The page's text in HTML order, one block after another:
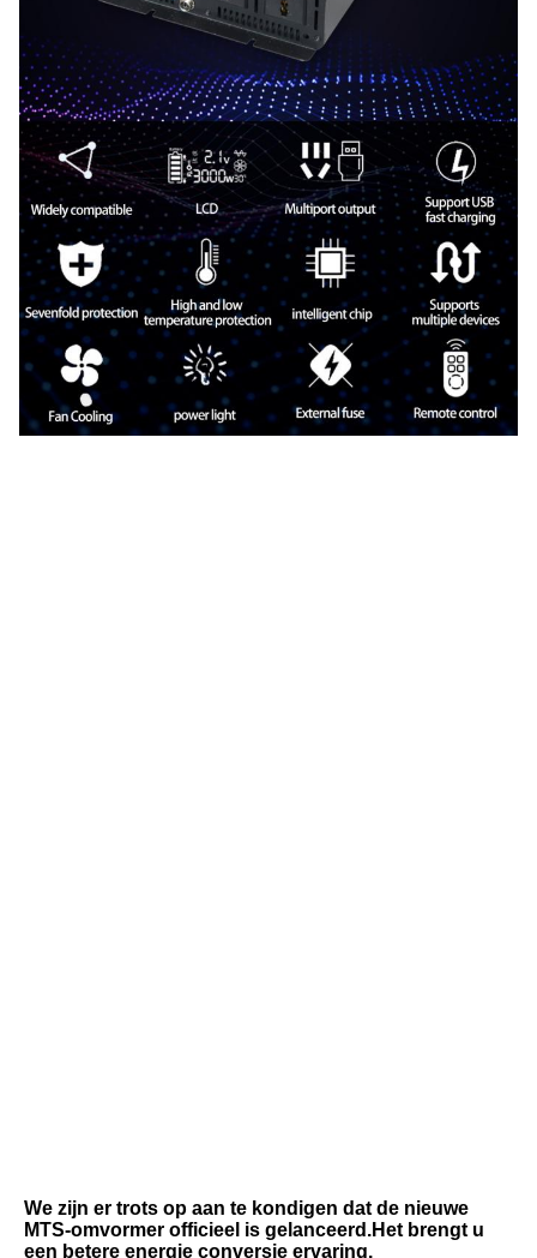
We zijn er trots op aan te kondigen dat de nieuwe
MTS-omvormer officieel is gelanceerd.Het brengt u
een betere energie conversie ervaring.